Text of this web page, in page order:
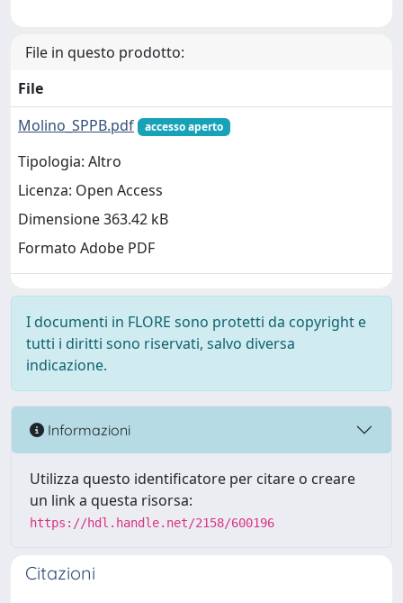
File in questo prodotto:
File
Molino_SPPB.pdf
accesso aperto
Tipologia: Altro
Licenza: Open Access
Dimensione 363.42 kB
Formato Adobe PDF
I documenti in FLORE sono protetti da copyright e
tutti i diritti sono riservati, salvo diversa
indicazione.
Informazioni
Utilizza questo identificatore per citare o creare
un link a questa risorsa:
https://hdl.handle.net/2158/600196
Citazioni